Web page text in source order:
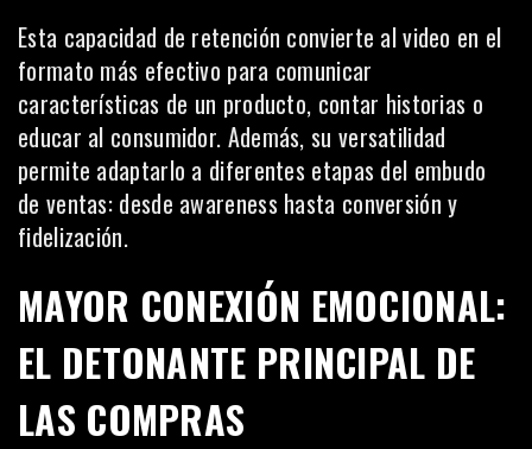
Esta capacidad de retención convierte al video en el
formato más efectivo para comunicar
características de un producto, contar historias o
educar al consumidor. Además, su versatilidad
permite adaptarlo a diferentes etapas del embudo
de ventas: desde awareness hasta conversión y
fidelización.
MAYOR CONEXIÓN EMOCIONAL:
EL DETONANTE PRINCIPAL DE
LAS COMPRAS